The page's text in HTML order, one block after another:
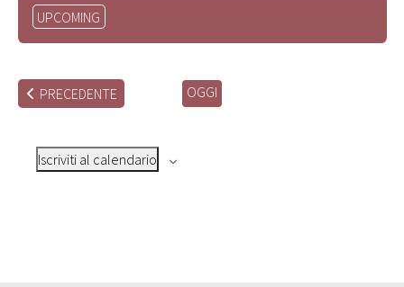
UPCOMING Seleziona
PRECEDENTEEVENTI OGGI
Iscriviti al calendario